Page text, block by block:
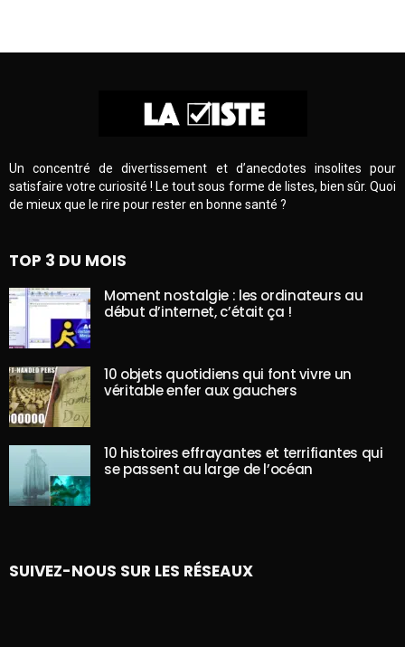
Un concentré de divertissement et d’anecdotes insolites pour
satisfaire votre curiosité ! Le tout sous forme de listes, bien sûr. Quoi
de mieux que le rire pour rester en bonne santé ?
TOP 3 DU MOIS
Moment nostalgie : les ordinateurs au
début d’internet, c’était ça !
10 objets quotidiens qui font vivre un
véritable enfer aux gauchers
10 histoires effrayantes et terrifiantes qui
se passent au large de l’océan
SUIVEZ-NOUS SUR LES RÉSEAUX